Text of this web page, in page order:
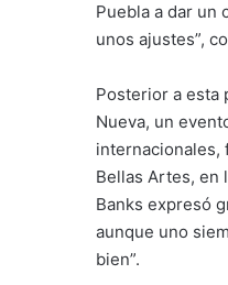
Puebla a dar un
unos ajustes”,
Posterior a esta
Nueva, un
internacionales,
Bellas Artes, en
Banks expresó
aunque uno
bien”.